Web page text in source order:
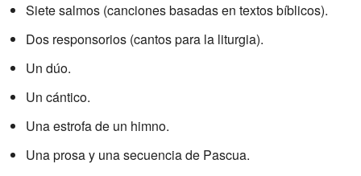
Siete salmos (canciones basadas en textos bíblicos).
Dos responsorios (cantos para la liturgia).
Un dúo.
Un cántico.
Una estrofa de un himno.
Una prosa y una secuencia de Pascua.